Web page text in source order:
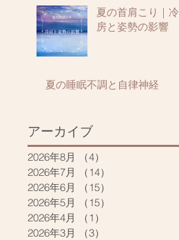
夏の首肩こり｜冷
房と姿勢の影響
夏の睡眠不調と自律神経
アーカイブ
2026年8月 （4）
2026年7月
（14）
2026年6月
（15）
2026年5月
（15）
2026年4月
（1）
2026年3月
（3）